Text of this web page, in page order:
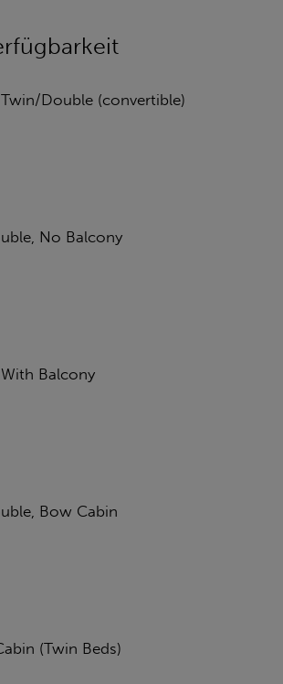
Double (convertible)
No Balcony
Balcony
Bow Cabin
(Twin Beds)